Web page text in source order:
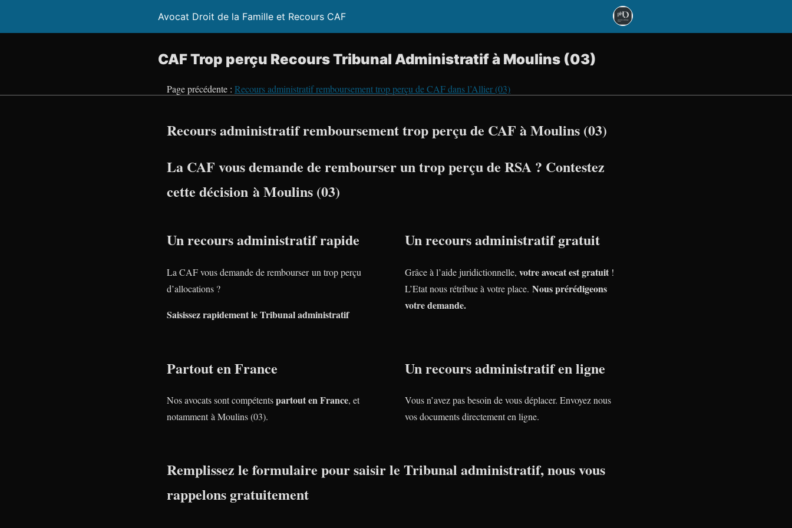
Avocat Droit de la Famille et Recours CAF
CAF Trop perçu Recours Tribunal Administratif à Moulins (03)
Page précédente : Recours administratif remboursement trop perçu de CAF dans l’Allier (03)
Recours administratif remboursement trop perçu de CAF à Moulins (03)
La CAF vous demande de rembourser un trop perçu de RSA ? Contestez
cette décision à Moulins (03)
Un recours administratif rapide
La CAF vous demande de rembourser un trop perçu
d’allocations ?
Saisissez rapidement le Tribunal administratif
Un recours administratif gratuit
Grâce à l’aide juridictionnelle, votre avocat est gratuit !
L’Etat nous rétribue à votre place. Nous prérédigeons
votre demande.
Partout en France
Nos avocats sont compétentspartout en France, et
notamment à Moulins (03).
Un recours administratif en ligne
Vous n’avez pas besoin de vous déplacer. Envoyez nous
vos documents directement en ligne.
Remplissez le formulaire pour saisir le Tribunal administratif, nous vous
rappelons gratuitement